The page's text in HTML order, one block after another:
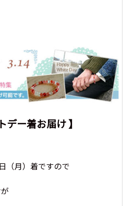
デー着お届け 】
（月）着ですので